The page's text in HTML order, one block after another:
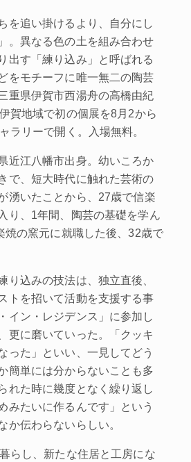
追い掛けるより、自分にし
。異なる色の土を組み合わせ
出す「練り込み」と呼ばれる
をモチーフに唯一無二の陶芸
重県伊賀市西湯舟の高橋由紀
賀地域で初の個展を8月2から
ラリーで開く。入場無料。
近江八幡市出身。幼いころか
で、短大時代に触れた芸術の
湧いたことから、27歳で信楽
り、1年間、陶芸の基礎を学ん
焼の窯元に就職した後、32歳で
込みの技法は、独立直後、
トを招いて活動を支援する事
イン・レジデンス」に参加し
更に磨いていった。「クッキ
った」といい、一見してどう
簡単には分からないことも多
れた時に幾度となく繰り返し
みたいに作るんです」という
か伝わらないらしい。
らし、新たな住居と工房にな